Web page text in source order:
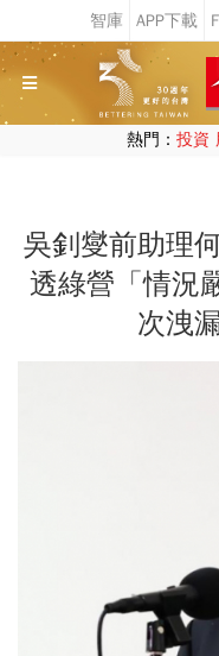
熱門： 投資
吳釗燮前助理
透綠營「情況
次洩